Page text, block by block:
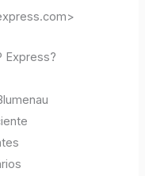
Express?